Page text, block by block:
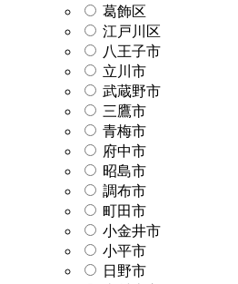
葛飾区
江戸川区
八王子市
立川市
武蔵野市
三鷹市
青梅市
府中市
昭島市
調布市
町田市
小金井市
小平市
日野市